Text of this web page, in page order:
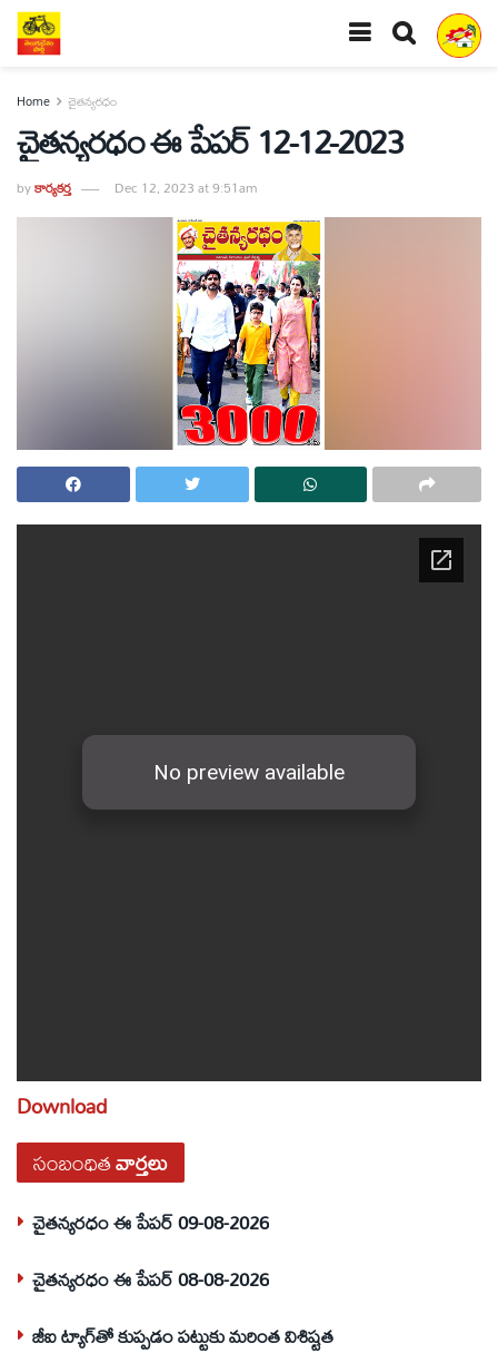
Home చైతన్యరధం
చైతన్యరధం ఈ పేపర్ 12-12-2023
byకార్యకర్త Dec 12, 2023 at 9:51am
Download
సంబంధితవార్తలు
చైతన్యరధం ఈ పేపర్ 09-08-2026
చైతన్యరధం ఈ పేపర్ 08-08-2026
జీఐ ట్యాగ్‌తో కుప్పడం పట్టుకు మరింత విశిష్టత